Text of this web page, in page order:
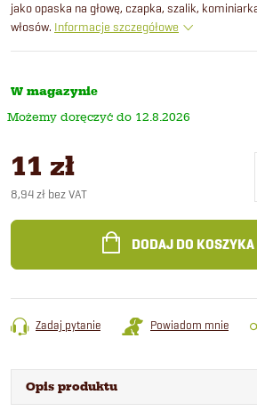
jako opaska na głowę, czapka, szalik,
włosów. Informacje szczegółowe
W magazynie
12.8.2026
11 zł
8,94 zł bez VAT
jednostkowa:
DODAJ DO KOSZYKA
Zadaj pytanie Powiadom mnie
Opis produktu